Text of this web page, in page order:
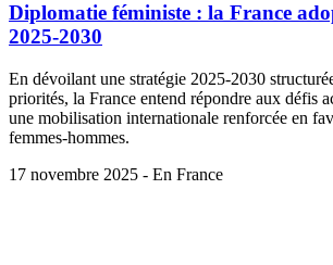
Diplomatie féministe : la France
2025-2030
En dévoilant une stratégie 2025-2030
priorités, la France entend répondre aux défis
une mobilisation internationale renforcée en
femmes-hommes.
17 novembre 2025 - En France